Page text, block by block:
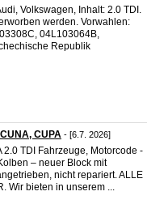
Volkswagen, Inhalt: 2.0 TDI.
werden. Vorwahlen:
04L103064B,
Republik
CUPA - [6.7. 2026]
2.0 TDI Fahrzeuge, Motorcode -
– neuer Block mit
nicht repariert. ALLE
Wir bieten in unserem ...